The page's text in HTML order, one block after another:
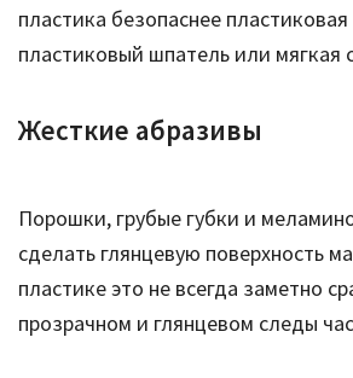
пластика безопаснее пластиковая
пластиковый шпатель или мягкая
Жесткие абразивы
Порошки, грубые губки и
сделать глянцевую поверхность
пластике это не всегда заметно
прозрачном и глянцевом следы